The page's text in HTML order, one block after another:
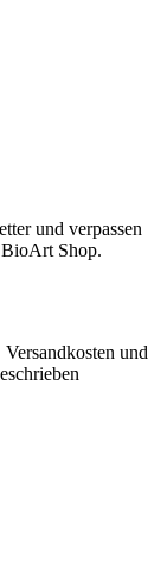
und verpassen
Shop.
und